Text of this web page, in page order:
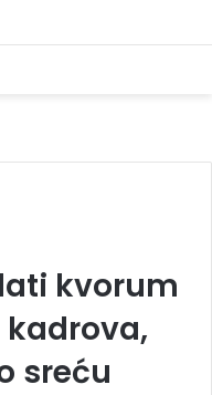
kvorum
sreću